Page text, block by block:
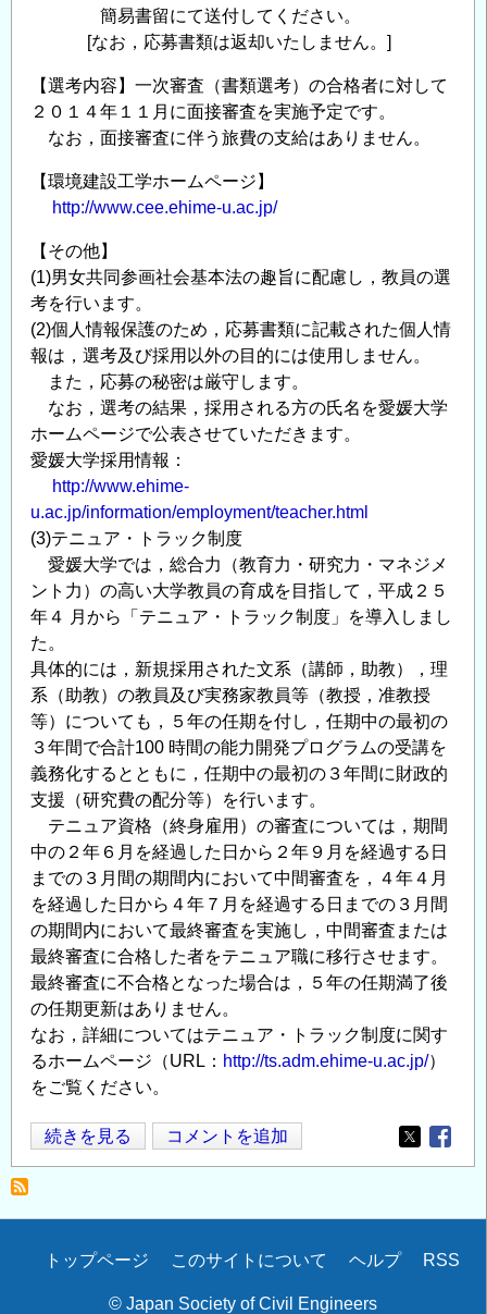
簡易書留にて送付してください。
[なお，応募書類は返却いたしません。]
【選考内容】一次審査（書類選考）の合格者に対して
２０１４年１１月に面接審査を実施予定です。
なお，面接審査に伴う旅費の支給はありません。
【環境建設工学ホームページ】
http://www.cee.ehime-u.ac.jp/
【その他】
(1)男女共同参画社会基本法の趣旨に配慮し，教員の選
考を行います。
(2)個人情報保護のため，応募書類に記載された個人情
報は，選考及び採用以外の目的には使用しません。
また，応募の秘密は厳守します。
なお，選考の結果，採用される方の氏名を愛媛大学
ホームページで公表させていただきます。
愛媛大学採用情報：
http://www.ehime-
u.ac.jp/information/employment/teacher.html
(3)テニュア・トラック制度
愛媛大学では，総合力（教育力・研究力・マネジメ
ント力）の高い大学教員の育成を目指して，平成２５
年４ 月から「テニュア・トラック制度」を導入しまし
た。
具体的には，新規採用された文系（講師，助教），理
系（助教）の教員及び実務家教員等（教授，准教授
等）についても，５年の任期を付し，任期中の最初の
３年間で合計100 時間の能力開発プログラムの受講を
義務化するとともに，任期中の最初の３年間に財政的
支援（研究費の配分等）を行います。
テニュア資格（終身雇用）の審査については，期間
中の２年６月を経過した日から２年９月を経過する日
までの３月間の期間内において中間審査を，４年４月
を経過した日から４年７月を経過する日までの３月間
の期間内において最終審査を実施し，中間審査または
最終審査に合格した者をテニュア職に移行させます。
最終審査に不合格となった場合は，５年の任期満了後
の任期更新はありません。
なお，詳細についてはテニュア・トラック制度に関す
るホームページ（URL： http://ts.adm.ehime-u.ac.jp/）
をご覧ください。
愛
媛
学
工
続きを見る コメントを追加
Opens in
Secondary
トップページ このサイトについて ヘルプ RSS
© Japan Society of Civil Engineers